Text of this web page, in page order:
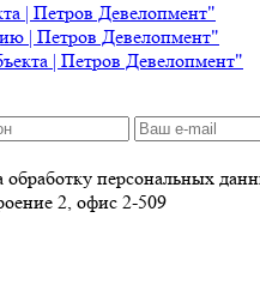
| Петров Девелопмент"
| Петров Девелопмент"
| Петров Девелопмент"
обработку персональных
2, офис 2-509